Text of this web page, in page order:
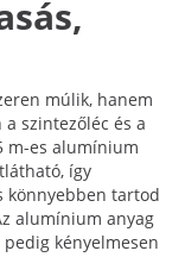
múlik, hanem
szintezőléc és a
m-es alumínium
így
könnyebben tartod
alumínium anyag
kényelmesen